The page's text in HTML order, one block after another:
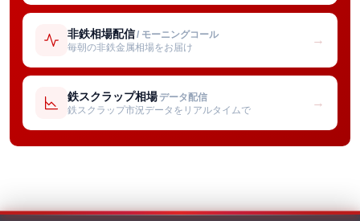
非鉄相場配信/ モーニングコール
毎朝の非鉄金属相場をお届け
→
鉄スクラップ相場 データ配信
鉄スクラップ市況データをリアルタイムで
→